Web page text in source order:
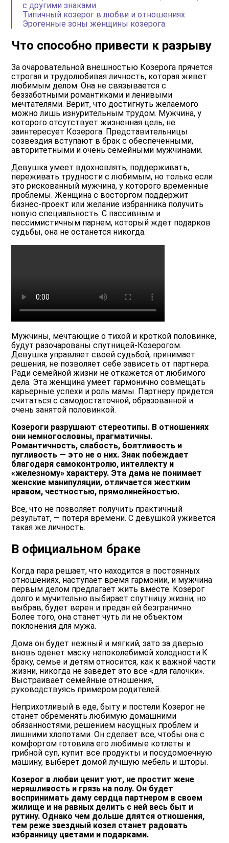
с другими знаками
Типичный козерог в любви и отношениях
Эрогенные зоны женщины козерога
Что способно привести к разрыву
За очаровательной внешностью Козерога прячется
строгая и трудолюбивая личность, которая живет
любимым делом. Она не связывается с
беззаботными романтиками и ленивыми
мечтателями. Верит, что достигнуть желаемого
можно лишь изнурительным трудом. Мужчина, у
которого отсутствует жизненная цель, не
заинтересует Козерога. Представительницы
созвездия вступают в брак с обеспеченными,
авторитетными и очень семейными мужчинами.
Девушка умеет вдохновлять, поддерживать,
переживать трудности с любимым, но только если
это рискованный мужчина, у которого временные
проблемы. Женщина с восторгом поддержит
бизнес-проект или желание избранника получить
новую специальность. С пассивным и
пессимистичным парнем, который ждет подарков
судьбы, она не останется никогда.
Мужчины, мечтающие о тихой и кроткой половинке,
будут разочарованы спутницей-Козерогом.
Девушка управляет своей судьбой, принимает
решения, не позволяет себе зависеть от партнера.
Ради семейной жизни не откажется от любимого
дела. Эта женщина умеет гармонично совмещать
карьерные успехи и роль мамы. Партнеру придется
считаться с самодостаточной, образованной и
очень занятой половинкой.
Козероги разрушают стереотипы. В отношениях
они немногословны, прагматичны.
Романтичность, слабость, болтливость и
пугливость — это не о них. Знак побеждает
благодаря самоконтролю, интеллекту и
«железному» характеру. Эта дама не понимает
женские манипуляции, отличается жестким
нравом, честностью, прямолинейностью.
Все, что не позволяет получить практичный
результат, — потеря времени. С девушкой уживется
такая же личность.
В официальном браке
Когда пара решает, что находится в постоянных
отношениях, наступает время гармонии, и мужчина
первым делом предлагает жить вместе. Козерог
долго и мучительно выбирает спутницу жизни, но
выбрав, будет верен и предан ей безгранично.
Более того, она станет чуть ли не объектом
поклонения для мужа.
Дома он будет нежный и мягкий, зато за дверью
вновь оденет маску непоколебимой холодности.К
браку, семье и детям относится, как к важной части
жизни, никогда не заведет это все «для галочки».
Выстраивает семейные отношения,
руководствуясь примером родителей.
Неприхотливый в еде, быту и постели Козерог не
станет обременять любимую домашними
обязанностями, решением насущных проблем и
лишними хлопотами. Он сделает все, чтобы она с
комфортом готовила его любимые котлеты и
грибной суп, купит все продукты и посудомоечную
машину, выберет домой лучшую мебель и шторы.
Козерог в любви ценит уют, не простит жене
неряшливость и грязь на полу. Он будет
воспринимать даму сердца партнером в своем
жилище и на равных делить с ней весь быт и
рутину. Однако чем дольше длятся отношения,
тем реже звездный козел станет радовать
избранницу цветами и подарками.